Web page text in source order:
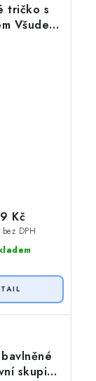
tričko s
Všude
pivko
DPH
Kč
skupina